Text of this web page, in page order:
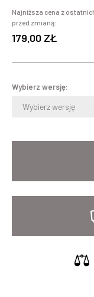
Najniższa cena z
przed zmianą:
179,00 ZŁ
Wybierz wersję:
Wybierz wersję